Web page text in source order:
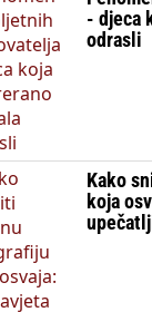
- djeca
odrasli
Kako
koja